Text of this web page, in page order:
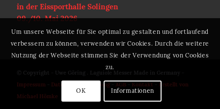
in der Eissporthalle Solingen
09./10. Mai 2026
© Copyright - Uwe Göring . Laguiole Messer Made in Germany -
Impressum- Datenschutzerklärung- AGB- Kontakt
Erstellt von
Michael Hömke
Um unsere Webseite für Sie optimal zu gestalten und fortlaufend
verbessern zu können, verwenden wir Cookies. Durch die weitere
Nutzung der Webseite stimmen Sie der Verwendung von Cookies
zu.
OK Informationen